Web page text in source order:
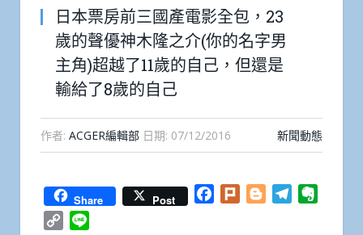
日本票房前三國產電影全包，23
歲的聲優神木隆之介(你的名字男
主角)超越了11歲的自己，但還是
輸給了8歲的自己
作者: ACGER編輯部 日期: 07/12/2016 新聞動態
Share Post Facebook
Plurk BloggerTelegram
Copy